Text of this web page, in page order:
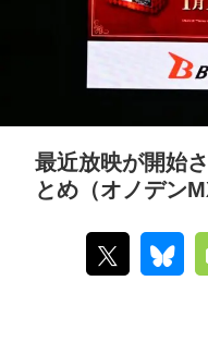
最近放映が開始
とめ（オノデン